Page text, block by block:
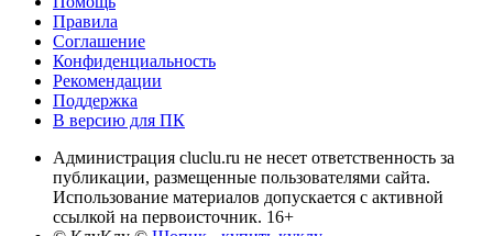
Правила
Соглашение
Конфиденциальность
Рекомендации
Поддержка
В версию для ПК
Администрация cluclu.ru не несет ответственность за
публикации, размещенные пользователями сайта.
Использование материалов допускается с активной
ссылкой на первоисточник. 16+